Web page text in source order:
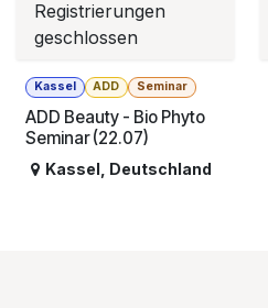
Registrierungen
geschlossen
Kassel ADD Seminar
ADD Beauty - Bio Phyto
Seminar (22.07)
Kassel Deutschland